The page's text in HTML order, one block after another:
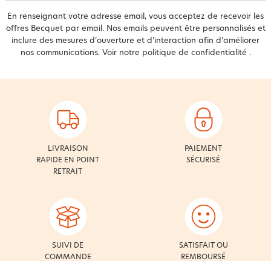
En renseignant votre adresse email, vous acceptez de recevoir les
offres Becquet par email. Nos emails peuvent être personnalisés et
inclure des mesures d’ouverture et d’interaction afin d’améliorer
nos communications. Voir notre politique de confidentialité .
LIVRAISON
RAPIDE EN POINT
RETRAIT
PAIEMENT
SÉCURISÉ
SUIVI DE
COMMANDE
SATISFAIT OU
REMBOURSÉ